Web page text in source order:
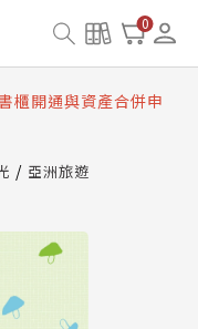
0
併與書櫃開通申請
題
櫃開通與資產合併申
明及資產合併結果
維護中，本站同步暫
亞洲旅遊